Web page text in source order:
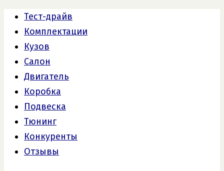
Тест-драйв
Комплектации
Кузов
Салон
Двигатель
Коробка
Подвеска
Тюнинг
Конкуренты
Отзывы